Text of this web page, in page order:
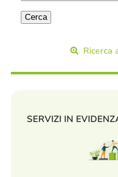
Ricerca
SERVIZI IN